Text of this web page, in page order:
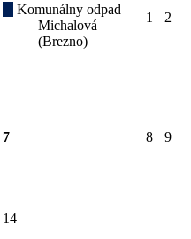
Komunálny odpad
Michalová
(Brezno)
1 2
7 8 9
14